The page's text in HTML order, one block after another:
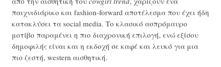
παιχνιδιάρικο και fashion-forward αποτέλεσμα που έχει ήδη
κατακλύσει τα social media. Το κλασικό ασπρόμαυρο
μοτίβο παραμένει η πιο διαχρονική επιλογή, ενώ εξίσου
δημοφιλής είναι και η εκδοχή σε καφέ και λευκό για μια
πιο ζεστή, western αισθητική.